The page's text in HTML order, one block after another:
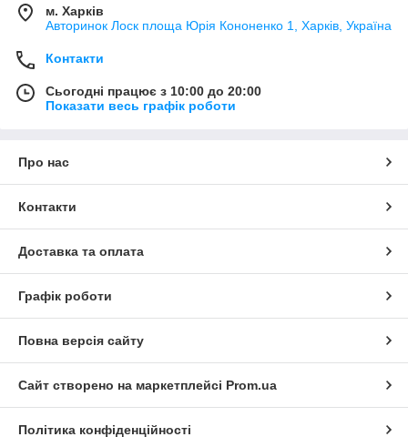
м. Харків
Авторинок Лоск площа Юрія Кононенко 1, Харків, Україна
Контакти
Сьогодні працює з 10:00 до 20:00
Показати весь графік роботи
Про нас
Контакти
Доставка та оплата
Графік роботи
Повна версія сайту
Сайт створено на маркетплейсі Prom.ua
Політика конфіденційності